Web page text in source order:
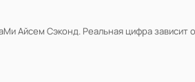
Ми Айсем Сэконд. Реальная цифра зависит